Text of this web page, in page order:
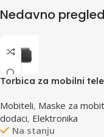
Nedavno
Torbica za mobilni
Mobiteli, Maske za
dodaci, Elektronika
Na stanju